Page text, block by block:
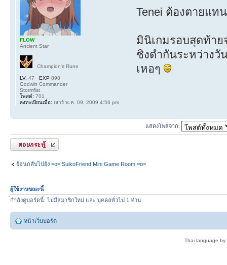
Tenei ต้องตายแท
มินิเกมรอบสุดท้า
ชิงดำกันระหว่างวั
เหอๆ
FLOW
Ancient Star
Champion's Rune
LV. 47 EXP 898
Godwin Commander
Stormfist
โพสต์: 701
ลงทะเบียนเมื่อ: เสาร์ พ.ค. 09, 2009 4:56 pm
แสดงโพสจาก:
ตอบกระทู้
ย้อนกลับไปยัง =o= SuikoFriend Mini Game Room =o=
ผู้ใช้งานขณะนี้
่กำลังดูบอร์ดนี้: ไม่มีสมาชิกใหม่ และ บุคคลทั่วไป 1 ท่าน
หน้าเว็บบอร์ด
Thai language by